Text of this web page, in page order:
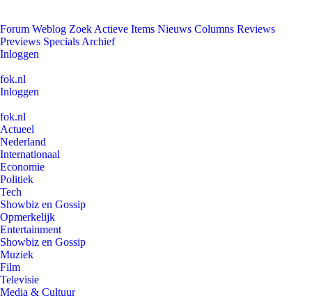
Forum Weblog Zoek Actieve Items Nieuws Columns Reviews
Previews Specials Archief
Inloggen
fok.nl
Inloggen
fok.nl
Actueel
Nederland
Internationaal
Economie
Politiek
Tech
Showbiz en Gossip
Opmerkelijk
Entertainment
Showbiz en Gossip
Muziek
Film
Televisie
Media & Cultuur